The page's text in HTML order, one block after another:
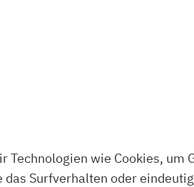
wie Cookies,
Surfverhalten oder